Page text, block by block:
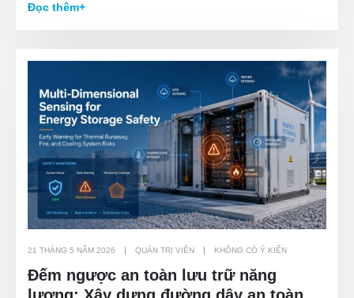
Đọc thêm+
21 THÁNG 5 NĂM 2026 QUẢN TRỊ VIÊN KHÔNG CÓ Ý KIẾN
Đếm ngược an toàn lưu trữ năng